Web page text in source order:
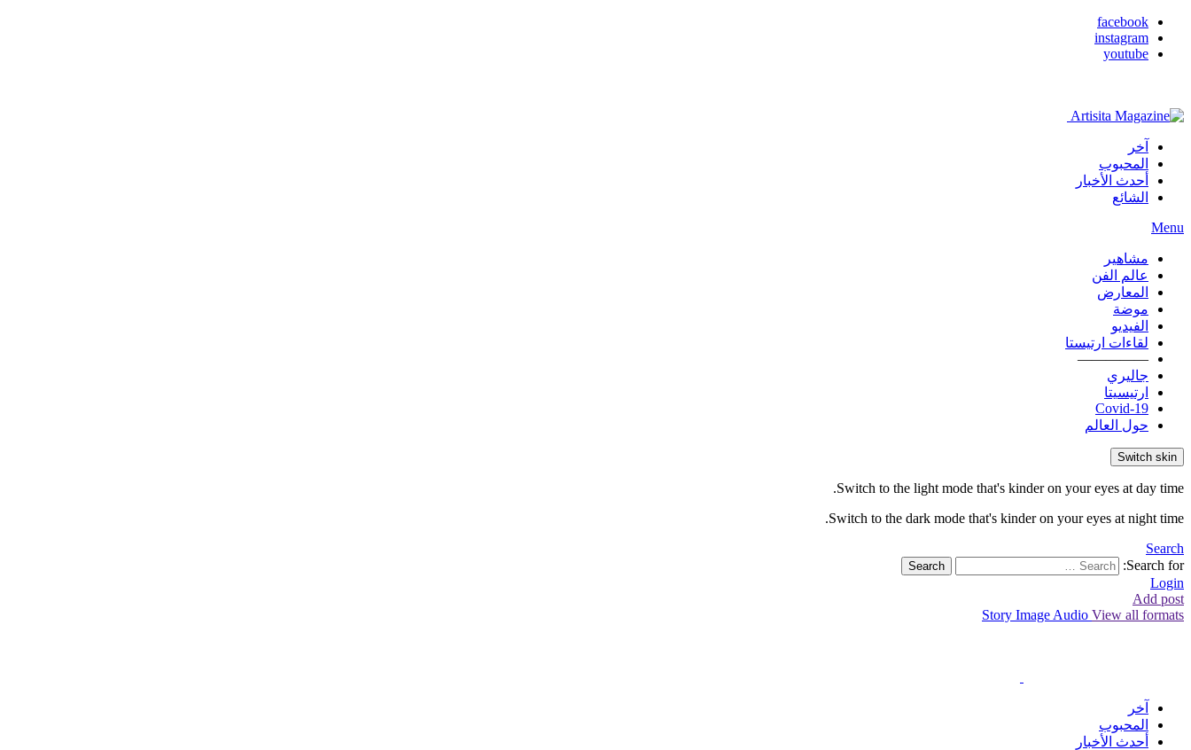
facebook
instagram
youtube
آخر
المحبوب
أحدث الأخبار
الشائع
Menu
مشاهير
عالم الفن
المعارض
موضة
الفيديو
لقاءات ارتيستا
—————
جاليري
ارتيسيتا
Covid-19
حول العالم
Switch skin
Switch to the light mode that's kinder on your eyes at day time.
Switch to the dark mode that's kinder on your eyes at night time.
Search
Search for:
Search
Login
Add post
Story Image Audio View all formats
آخر
المحبوب
أحدث الأخبار